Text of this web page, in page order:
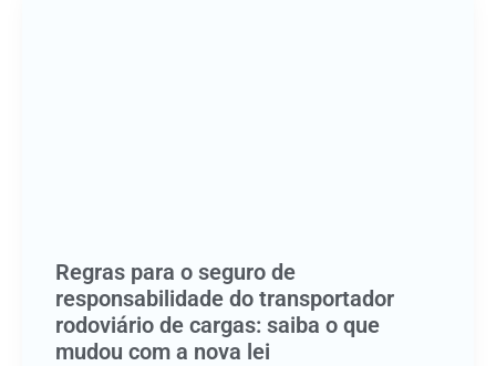
Regras para o seguro de
responsabilidade do transportador
rodoviário de cargas: saiba o que
mudou com a nova lei